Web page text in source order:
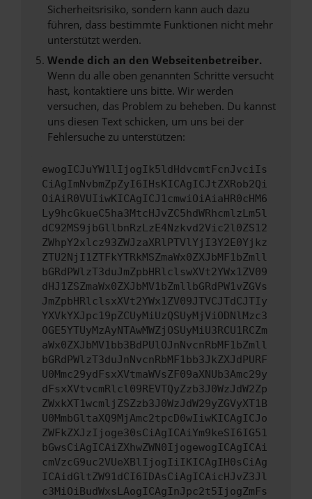
Sicherheitsrisiko, sondern kann auch dazu
führen, dass bestimmte Funktionen nicht mehr
unterstützt werden.
Wende dich an den Webseitenbetreiber.
Wenn du alle oben genannten Schritte versucht
hast, kontaktiere uns bitte. Wir werden
versuchen, das Problem zu beheben. Du kannst
uns diesen Text schicken, um uns bei der
Fehlersuche zu unterstützen:
ewogICJuYW1lIjogIk5ldHdvcmtFcnJvciIs
CiAgImNvbmZpZyI6IHsKICAgICJtZXRob2Qi
OiAiR0VUIiwKICAgICJ1cmwiOiAiaHR0cHM6
Ly9hcGkueC5ha3MtcHJvZC5hdWRhcmlzLm5l
dC92MS9jbGllbnRzLzE4Nzkvd2Vic2l0ZS12
ZWhpY2xlcz93ZWJzaXRlPTVlYjI3Y2E0Yjkz
ZTU2NjI1ZTFkYTRkMSZmaWx0ZXJbMF1bZmll
bGRdPWlzT3duJmZpbHRlclswXVt2YWx1ZV09
dHJ1ZSZmaWx0ZXJbMV1bZmllbGRdPW1vZGVs
JmZpbHRlclsxXVt2YWx1ZV09JTVCJTdCJTIy
YXVkYXJpc19pZCUyMiUzQSUyMjViODNlMzc3
OGE5YTUyMzAyNTAwMWZjOSUyMiU3RCU1RCZm
aWx0ZXJbMV1bb3BdPUlOJnNvcnRbMF1bZmll
bGRdPWlzT3duJnNvcnRbMF1bb3JkZXJdPURF
U0Mmc29ydFsxXVtmaWVsZF09aXNUb3Amc29y
dFsxXVtvcmRlcl09REVTQyZzb3J0WzJdW2Zp
ZWxkXT1wcmljZSZzb3J0WzJdW29yZGVyXT1B
U0MmbGltaXQ9MjAmc2tpcD0wIiwKICAgICJo
ZWFkZXJzIjoge30sCiAgICAiYm9keSI6IG51
bGwsCiAgICAiZXhwZWN0IjogewogICAgICAi
cmVzcG9uc2VUeXBlIjogIiIKICAgIH0sCiAg
ICAidGltZW91dCI6IDAsCiAgICAicHJvZ3Jl
c3MiOiBudWxsLAogICAgInJpc2t5IjogZmFs